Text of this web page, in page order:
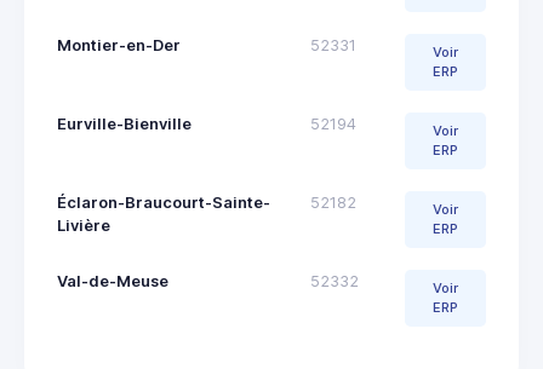
Montier-en-Der 52331
Voir
ERP
Eurville-Bienville 52194
Voir
ERP
Éclaron-Braucourt-Sainte-
Livière
52182
Voir
ERP
Val-de-Meuse 52332
Voir
ERP